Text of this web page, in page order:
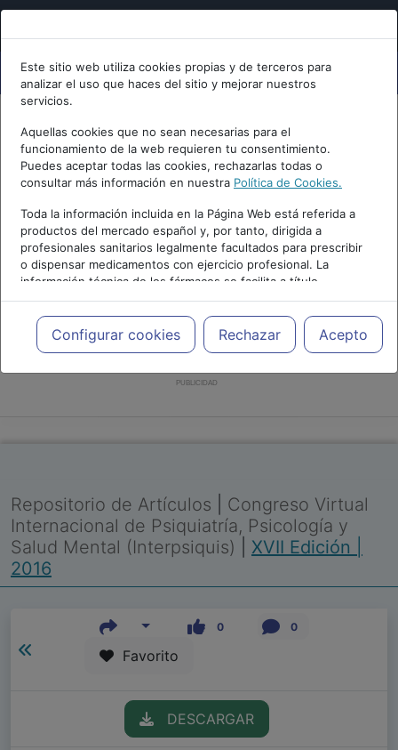
Este sitio web utiliza cookies propias y de terceros para
analizar el uso que haces del sitio y mejorar nuestros
servicios.
Aquellas cookies que no sean necesarias para el
funcionamiento de la web requieren tu consentimiento.
Puedes aceptar todas las cookies, rechazarlas todas o
consultar más información en nuestra Política de Cookies.
Toda la información incluida en la Página Web está referida a
productos del mercado español y, por tanto, dirigida a
profesionales sanitarios legalmente facultados para prescribir
o dispensar medicamentos con ejercicio profesional. La
información técnica de los fármacos se facilita a título
meramente informativo, siendo responsabilidad de los
profesionales facultados prescribir medicamentos y decidir, en
cada caso concreto, el tratamiento más adecuado a las
necesidades del paciente.
Configurar cookies Rechazar Acepto
PUBLICIDAD
Repositorio de Artículos
Congreso Virtual
Internacional de Psiquiatría, Psicología y
Salud Mental (Interpsiquis)
XVII Edición |
2016
0 0
Favorito
DESCARGAR